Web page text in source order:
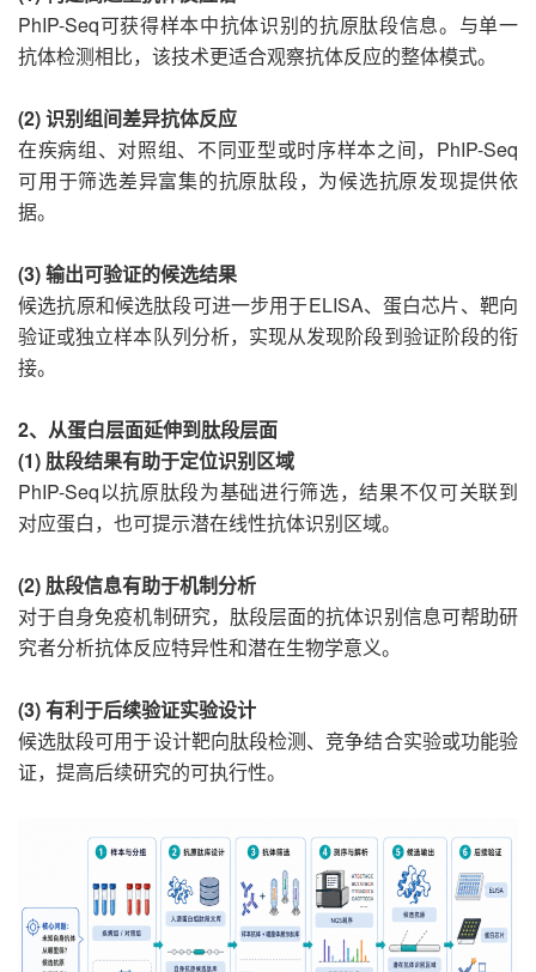
PhIP-Seq可获得样本中抗体识别的抗原肽段信息。与单一
抗体检测相比，该技术更适合观察抗体反应的整体模式。
(2) 识别组间差异抗体反应
在疾病组、对照组、不同亚型或时序样本之间，PhIP-Seq
可用于筛选差异富集的抗原肽段，为候选抗原发现提供依
据。
(3) 输出可验证的候选结果
候选抗原和候选肽段可进一步用于ELISA、蛋白芯片、靶向
验证或独立样本队列分析，实现从发现阶段到验证阶段的衔
接。
2、从蛋白层面延伸到肽段层面
(1) 肽段结果有助于定位识别区域
PhIP-Seq以抗原肽段为基础进行筛选，结果不仅可关联到
对应蛋白，也可提示潜在线性抗体识别区域。
(2) 肽段信息有助于机制分析
对于自身免疫机制研究，肽段层面的抗体识别信息可帮助研
究者分析抗体反应特异性和潜在生物学意义。
(3) 有利于后续验证实验设计
候选肽段可用于设计靶向肽段检测、竞争结合实验或功能验
证，提高后续研究的可执行性。